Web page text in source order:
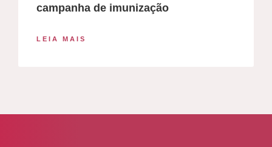
campanha de imunização
LEIA MAIS